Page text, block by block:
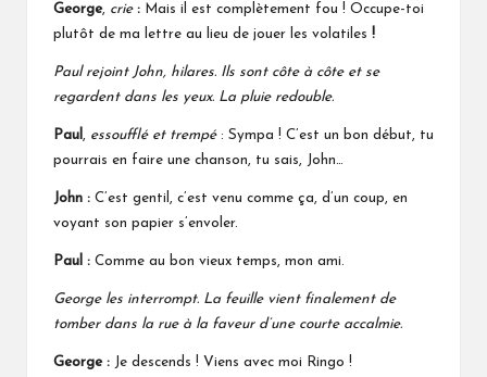
George, crie : Mais il est complètement fou ! Occupe-toi
plutôt de ma lettre au lieu de jouer les volatiles !
Paul rejoint John, hilares. Ils sont côte à côte et se
regardent dans les yeux. La pluie redouble.
Paul , essoufflé et trempé : Sympa ! C’est un bon début, tu
pourrais en faire une chanson, tu sais, John…
John : C’est gentil, c’est venu comme ça, d’un coup, en
voyant son papier s’envoler.
Paul : Comme au bon vieux temps, mon ami.
George les interrompt. La feuille vient finalement de
tomber dans la rue à la faveur d’une courte accalmie.
George : Je descends ! Viens avec moi Ringo !